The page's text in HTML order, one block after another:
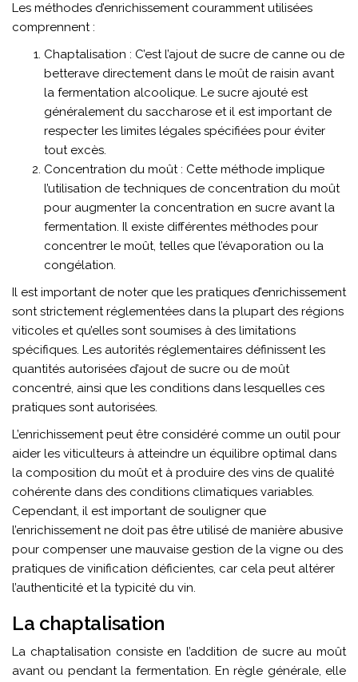
Les méthodes d’enrichissement couramment utilisées
comprennent :
Chaptalisation : C’est l’ajout de sucre de canne ou de
betterave directement dans le moût de raisin avant
la fermentation alcoolique. Le sucre ajouté est
généralement du saccharose et il est important de
respecter les limites légales spécifiées pour éviter
tout excès.
Concentration du moût : Cette méthode implique
l’utilisation de techniques de concentration du moût
pour augmenter la concentration en sucre avant la
fermentation. Il existe différentes méthodes pour
concentrer le moût, telles que l’évaporation ou la
congélation.
Il est important de noter que les pratiques d’enrichissement
sont strictement réglementées dans la plupart des régions
viticoles et qu’elles sont soumises à des limitations
spécifiques. Les autorités réglementaires définissent les
quantités autorisées d’ajout de sucre ou de moût
concentré, ainsi que les conditions dans lesquelles ces
pratiques sont autorisées.
L’enrichissement peut être considéré comme un outil pour
aider les viticulteurs à atteindre un équilibre optimal dans
la composition du moût et à produire des vins de qualité
cohérente dans des conditions climatiques variables.
Cependant, il est important de souligner que
l’enrichissement ne doit pas être utilisé de manière abusive
pour compenser une mauvaise gestion de la vigne ou des
pratiques de vinification déficientes, car cela peut altérer
l’authenticité et la typicité du vin.
La chaptalisation
La chaptalisation consiste en l’addition de sucre au moût
avant ou pendant la fermentation. En règle générale, elle